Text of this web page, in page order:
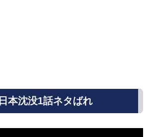
日本沈没1話ネタばれ